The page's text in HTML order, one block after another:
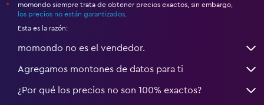
*
momondo siempre trata de obtener precios exactos, sin embargo,
los precios no están garantizados
Esta es la razón:
momondo no es el vendedor.
Agregamos montones de datos para ti
¿Por qué los precios no son 100% exactos?